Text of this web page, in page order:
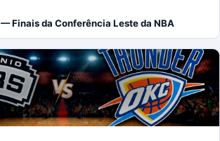
Finais da Conferência Leste da NBA